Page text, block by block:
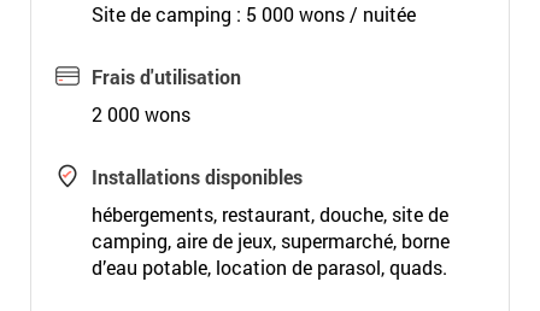
Site de camping : 5 000 wons / nuitée
Frais d'utilisation
2 000 wons
Installations disponibles
hébergements, restaurant, douche, site de
camping, aire de jeux, supermarché, borne
d’eau potable, location de parasol, quads.